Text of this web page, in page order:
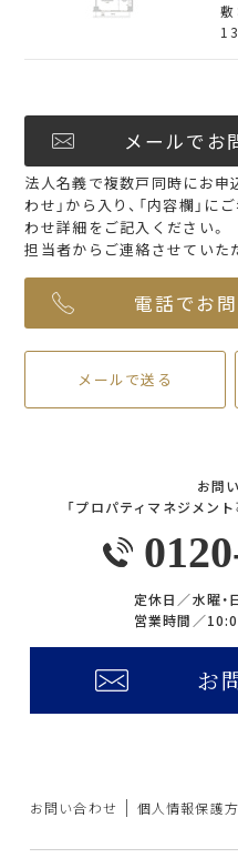
敷
メールでお
法人名義で複数戸同時にお申
わせ」から入り、「内容欄」
わせ詳細をご記入ください。
担当者からご連絡させていた
電話でお
メールで送る
お問
「プロパティマネジメン
定休日／水曜・
営業時間／
お
お問い合わせ 個人情報保護